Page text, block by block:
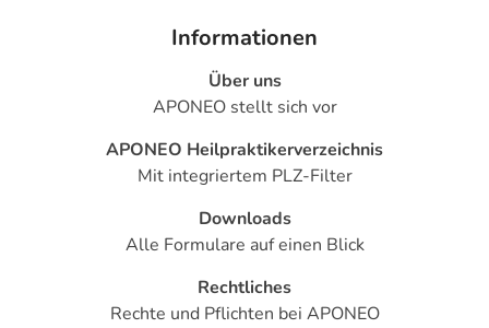
Informationen
Über uns
APONEO stellt sich vor
APONEO Heilpraktikerverzeichnis
Mit integriertem PLZ-Filter
Downloads
Alle Formulare auf einen Blick
Rechtliches
Rechte und Pflichten bei APONEO